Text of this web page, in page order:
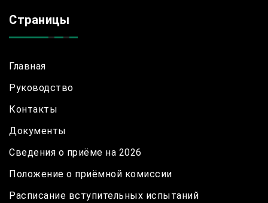
Страницы
Главная
Руководство
Контакты
Документы
Сведения о приёме на 2026
Положение о приёмной комиссии
Расписание вступительных испытаний